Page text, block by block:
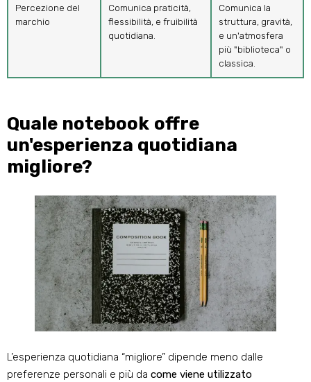
Percezione del
marchio
Comunica praticità,
flessibilità, e fruibilità
quotidiana.
Comunica la
struttura, gravità,
e un'atmosfera
più "biblioteca" o
classica.
Quale notebook offre
un'esperienza quotidiana
migliore?
L’esperienza quotidiana “migliore” dipende meno dalle
preferenze personali e più da come viene utilizzato